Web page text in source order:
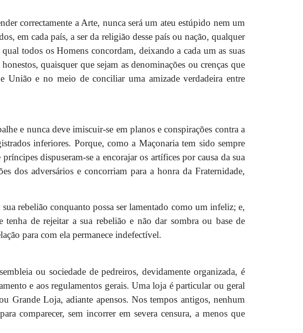
correctamente a Arte, nunca será um ateu estúpido nem um
em cada país, a ser da religião desse país ou nação, qualquer
todos os Homens concordam, deixando a cada um as suas
quaisquer que sejam as denominações ou crenças que
União e no meio de conciliar uma amizade verdadeira entre
e nunca deve imiscuir-se em planos e conspirações contra a
inferiores. Porque, como a Maçonaria tem sido sempre
dispuseram-se a encorajar os artífices por causa da sua
dos adversários e concorriam para a honra da Fraternidade,
rebelião conquanto possa ser lamentado como um infeliz; e,
de rejeitar a sua rebelião e não dar sombra ou base de
para com ela permanece indefectível.
ou sociedade de pedreiros, devidamente organizada, é
e aos regulamentos gerais. Uma loja é particular ou geral
Grande Loja, adiante apensos. Nos tempos antigos, nenhum
comparecer, sem incorrer em severa censura, a menos que